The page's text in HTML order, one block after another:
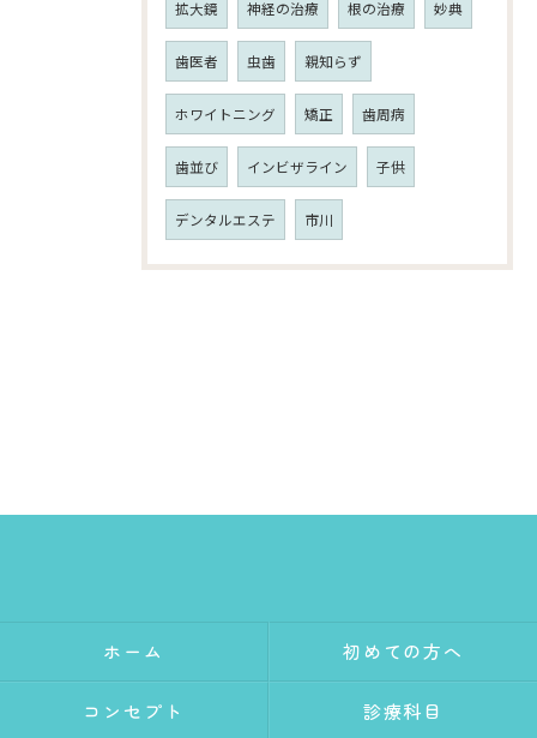
拡大鏡 神経の治療 根の治療 妙典
歯医者 虫歯 親知らず
ホワイトニング 矯正 歯周病
歯並び インビザライン 子供
デンタルエステ 市川
ホーム 初めての方へ
コンセプト 診療科目